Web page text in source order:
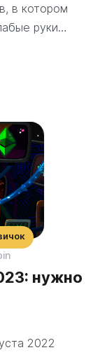
в котором
руки…
нужно
2022